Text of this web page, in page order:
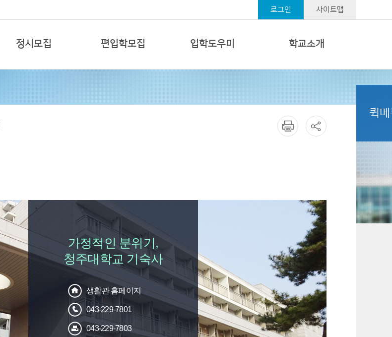
로그인 사이트맵
정시모집 편입학모집 입학도우미 학교소개
가정적인 분위기,
청주대학교 기숙사
생활관 홈페이지
043-229-7801
043-229-7803
퀵